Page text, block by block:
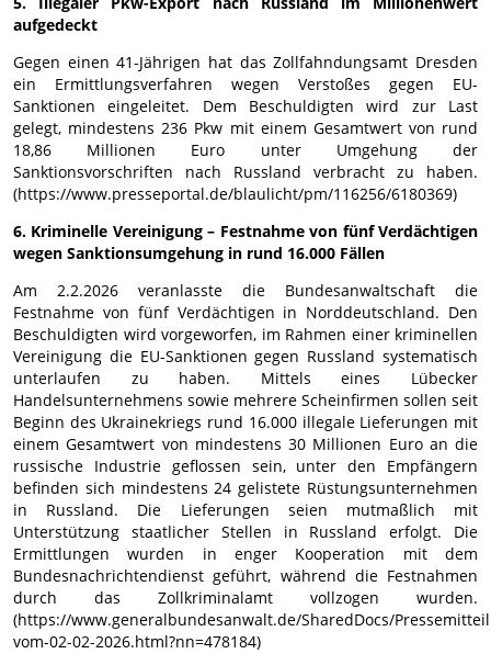
aufgedeckt
Gegen einen 41-Jährigen hat das Zollfahndungsamt Dresden
ein Ermittlungsverfahren wegen Verstoßes gegen EU-
Sanktionen eingeleitet. Dem Beschuldigten wird zur Last
gelegt, mindestens 236 Pkw mit einem Gesamtwert von rund
18,86 Millionen Euro unter Umgehung der
Sanktionsvorschriften nach Russland verbracht zu haben.
(https://www.presseportal.de/blaulicht/pm/116256/6180369)
6. Kriminelle Vereinigung – Festnahme von fünf Verdächtigen
wegen Sanktionsumgehung in rund 16.000 Fällen
Am 2.2.2026 veranlasste die Bundesanwaltschaft die
Festnahme von fünf Verdächtigen in Norddeutschland. Den
Beschuldigten wird vorgeworfen, im Rahmen einer kriminellen
Vereinigung die EU-Sanktionen gegen Russland systematisch
unterlaufen zu haben. Mittels eines Lübecker
Handelsunternehmens sowie mehrere Scheinfirmen sollen seit
Beginn des Ukrainekriegs rund 16.000 illegale Lieferungen mit
einem Gesamtwert von mindestens 30 Millionen Euro an die
russische Industrie geflossen sein, unter den Empfängern
befinden sich mindestens 24 gelistete Rüstungsunternehmen
in Russland. Die Lieferungen seien mutmaßlich mit
Unterstützung staatlicher Stellen in Russland erfolgt. Die
Ermittlungen wurden in enger Kooperation mit dem
Bundesnachrichtendienst geführt, während die Festnahmen
durch das Zollkriminalamt vollzogen wurden.
(https://www.generalbundesanwalt.de/SharedDocs/
vom-02-02-2026.html?nn=478184)